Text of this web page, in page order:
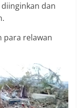
dan
para relawan